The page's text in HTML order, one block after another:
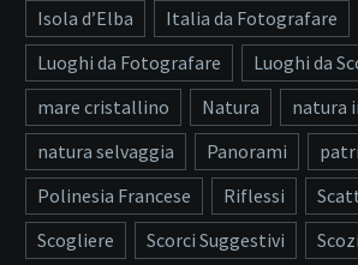
Isola d’Elba
Italia da Fotografare
Luoghi da Fotografare
Luoghi da
mare cristallino
Natura
natura
natura selvaggia
Panorami
Polinesia Francese
Riflessi
Scogliere
Scorci Suggestivi